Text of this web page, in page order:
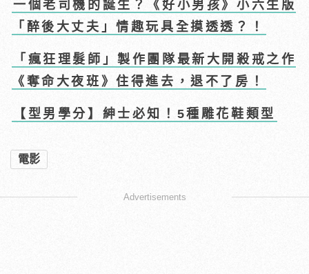
一個老司機的誕生？《好小男孩》小六生版
「醉後大丈夫」情趣玩具全摸透透？！
「瘋狂理髮師」製作團隊最新大開殺戒之作
《奪命大夜班》住得進去，退不了房！
【型男學分】紳士必知！5種雕花鞋類型
電影
Advertisements